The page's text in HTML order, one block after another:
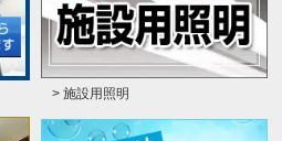
> 施設用照明